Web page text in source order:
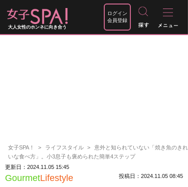
大人女性のホンネに向き合う
ログイン
会員登録
女子SPA！ ライフスタイル
意外と知られていない「焼き魚のきれ
いな食べ方」。小3息子も褒められた簡単4ステップ
更新日：2024.11.05 15:45
GourmetLifestyle 投稿日：2024.11.05 08:45